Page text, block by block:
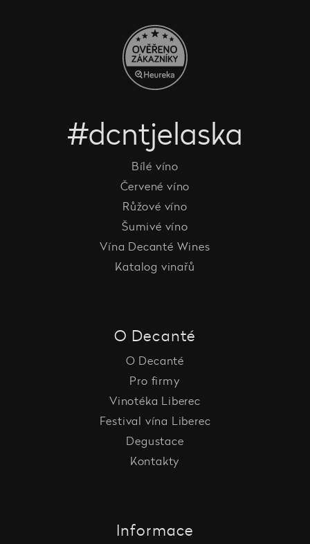
#dcntjelaska
Bílé víno
Červené víno
Růžové víno
Šumivé víno
Vína Decanté Wines
Katalog vinařů
O Decanté
O Decanté
Pro firmy
Vinotéka Liberec
Festival vína Liberec
Degustace
Kontakty
Informace